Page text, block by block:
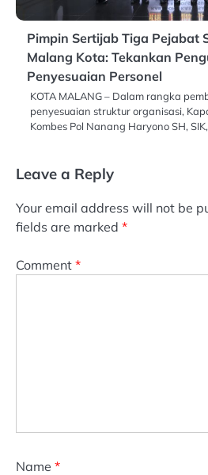
Pimpin Sertijab Tiga Pejabat
Malang Kota: Tekankan
Penyesuaian Personel
KOTA MALANG – Dalam rangka
penyesuaian struktur organisasi,
Kombes Pol Nanang Haryono SH,
Leave a Reply
Your email address will not be
fields are marked *
Comment *
Name *